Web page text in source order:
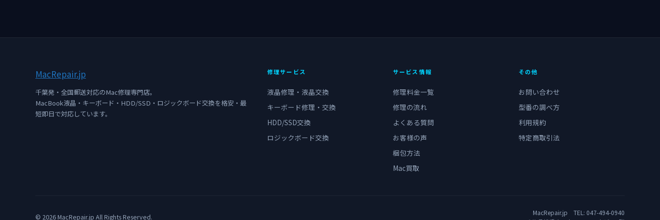
MacRepair.jp
千葉発・全国郵送対応のMac修理専門店。
MacBook液晶・キーボード・HDD/SSD・ロジックボード交換を格安・最
短即日で対応しています。
修理サービス
液晶修理・液晶交換
キーボード修理・交換
HDD/SSD交換
ロジックボード交換
サービス情報
修理料金一覧
修理の流れ
よくある質問
お客様の声
梱包方法
Mac買取
その他
お問い合わせ
型番の調べ方
利用規約
特定商取引法
© 2026 MacRepair.jp All Rights Reserved.
MacRepair.jp TEL: 047-494-0940